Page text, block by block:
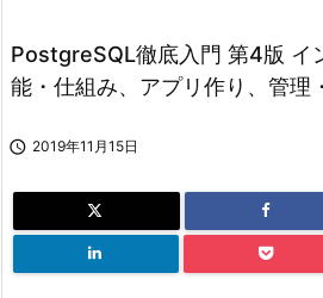
PostgreSQL徹底入門 第4版 イ
能・仕組み、アプリ作り、管理
 2019年11月15日